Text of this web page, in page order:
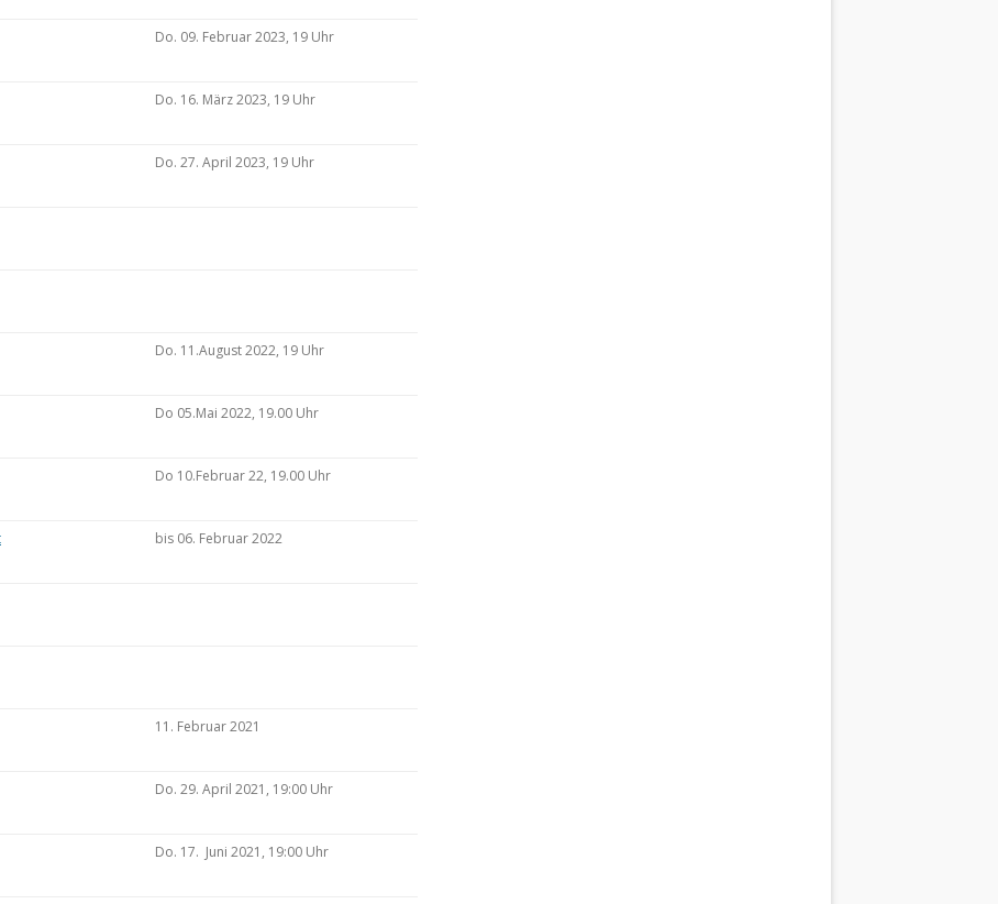
Do. 09. Februar 2023, 19 Uhr
Do. 16. März 2023, 19 Uhr
Do. 27. April 2023, 19 Uhr
Do. 11.August 2022, 19 Uhr
Do 05.Mai 2022, 19.00 Uhr
Do 10.Februar 22, 19.00 Uhr
bis 06. Februar 2022
11. Februar 2021
Do. 29. April 2021, 19:00 Uhr
Do. 17. Juni 2021, 19:00 Uhr